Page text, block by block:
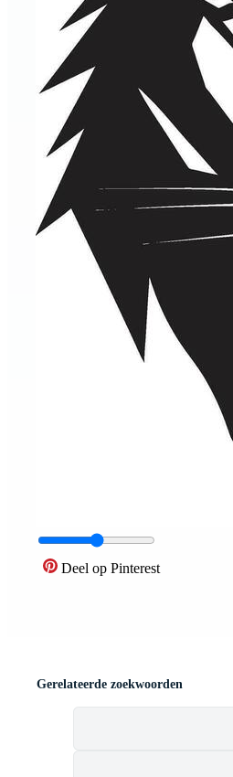
Deel op Pinterest
Gerelateerde zoekwoorden